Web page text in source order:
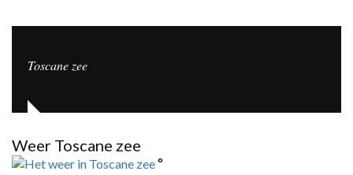
Toscane zee
Weer Toscane zee
°